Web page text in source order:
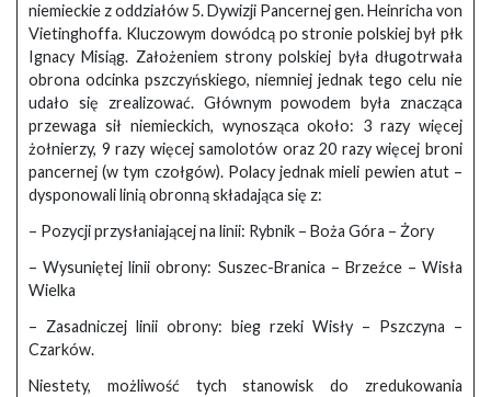
niemieckie z oddziałów 5. Dywizji Pancernej gen. Heinricha von
Vietinghoffa. Kluczowym dowódcą po stronie polskiej był płk
Ignacy Misiąg. Założeniem strony polskiej była długotrwała
obrona odcinka pszczyńskiego, niemniej jednak tego celu nie
udało się zrealizować. Głównym powodem była znacząca
przewaga sił niemieckich, wynosząca około: 3 razy więcej
żołnierzy, 9 razy więcej samolotów oraz 20 razy więcej broni
pancernej (w tym czołgów). Polacy jednak mieli pewien atut –
dysponowali linią obronną składająca się z:
– Pozycji przysłaniającej na linii: Rybnik – Boża Góra – Żory
– Wysuniętej linii obrony: Suszec-Branica – Brzeźce – Wisła
Wielka
– Zasadniczej linii obrony: bieg rzeki Wisły – Pszczyna –
Czarków.
Niestety, możliwość tych stanowisk do zredukowania